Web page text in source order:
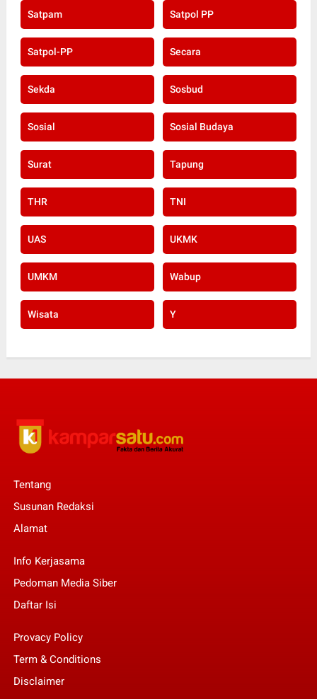
Satpam Satpol PP
Satpol-PP Secara
Sekda Sosbud
Sosial Sosial Budaya
Surat Tapung
THR TNI
UAS UKMK
UMKM Wabup
Wisata Y
Tentang
Susunan Redaksi
Alamat
Info Kerjasama
Pedoman Media Siber
Daftar Isi
Provacy Policy
Term & Conditions
Disclaimer